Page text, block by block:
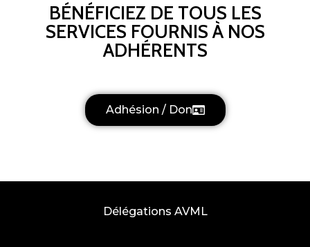
BÉNÉFICIEZ DE TOUS LES
SERVICES FOURNIS À NOS
ADHÉRENTS
Adhésion / Don
Délégations AVML